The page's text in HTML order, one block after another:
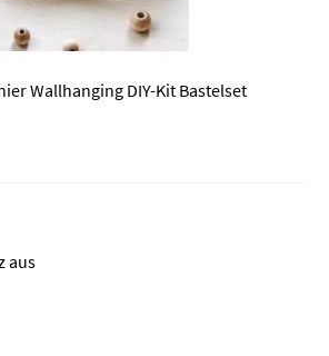
Wallhanging DIY-Kit Bastelset
aus